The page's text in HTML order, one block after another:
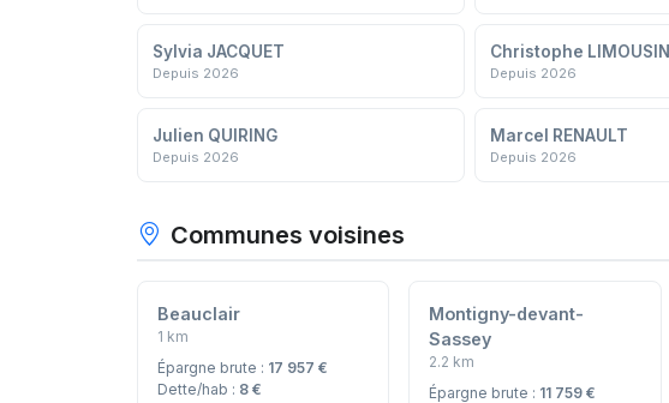
Sylvia JACQUET
Depuis 2026
Christophe LIMOUSIN
Depuis 2026
Julien QUIRING
Depuis 2026
Marcel RENAULT
Depuis 2026
Communes voisines
Beauclair
1 km
Épargne brute : 17 957 €
Dette/hab : 8 €
Montigny-devant-
Sassey
2.2 km
Épargne brute : 11 759 €